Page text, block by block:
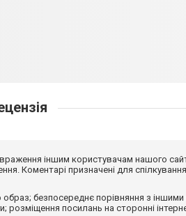
іншим користувачам нашого
Коментарі призначені для
безпосереднє порівняння з
розміщення посилань на сторонні